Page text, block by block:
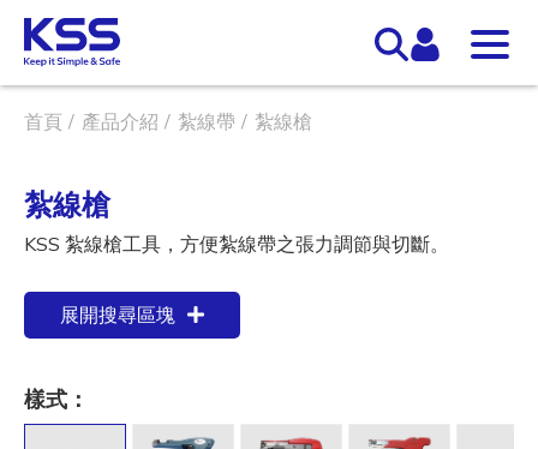
首頁 產品介紹 紮線帶 紮線槍
紮線槍
KSS 紮線槍工具，方便紮線帶之張力調節與切斷。
展開搜尋區塊
樣式：